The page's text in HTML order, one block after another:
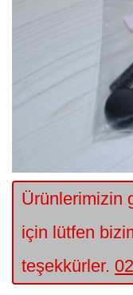
Ürünlerimizin
için lütfen
teşekkürler.